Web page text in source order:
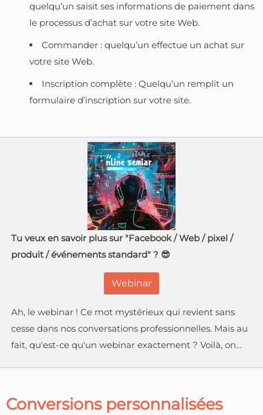
quelqu’un saisit ses informations de paiement dans
le processus d’achat sur votre site Web.
Commander : quelqu’un effectue un achat sur
votre site Web.
Inscription complète : Quelqu’un remplit un
formulaire d’inscription sur votre site.
Tu veux en savoir plus sur "Facebook / Web / pixel /
produit / événements standard" ? 😎
Webinar
Ah, le webinar ! Ce mot mystérieux qui revient sans
cesse dans nos conversations professionnelles. Mais au
fait, qu'est-ce qu'un webinar exactement ? Voilà, on…
Conversions personnalisées